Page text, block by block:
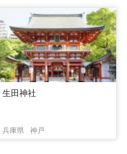
生田神社
兵庫県 神戸